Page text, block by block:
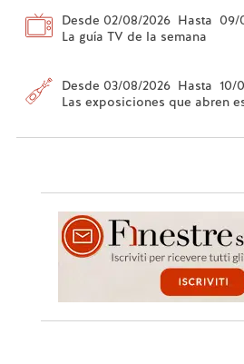
Desde 02/08/2026 Hasta 09/
La guía TV de la semana
Desde 03/08/2026 Hasta 10/
Las exposiciones que abren